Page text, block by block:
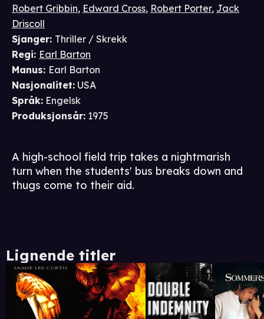
Robert Gribbin, Edward Cross, Robert Porter, Jack
Driscoll
Sjanger: Thriller / Skrekk
Regi: Earl Barton
Manus: Earl Barton
Nasjonalitet: USA
Språk: Engelsk
Produksjonsår: 1975
A high-school field trip takes a nightmarish
turn when the students' bus breaks down and
thugs come to their aid.
Lignende titler